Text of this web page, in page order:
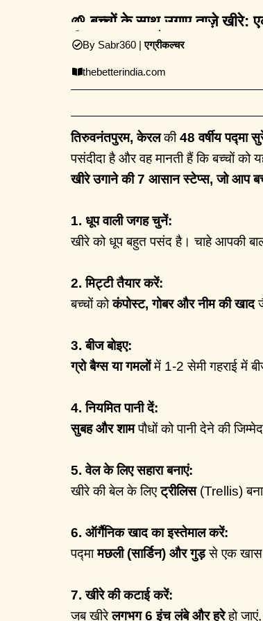
🌱 बच्चों के साथ उगाए ताज़े
By Sabr360 |एग्रीकल्चर
thebetterindia.com
तिरुवनंतपुरम, केरलकी48 वर्षीय पद्मा
पसंदीदा है और वह मानती हैं कि बच्चों को
खीरे उगाने की 7 आसान स्टेप्स, जो आप
1. धूप वाली जगह चुनें:
खीरे को धूप बहुत पसंद है। चाहे आपकी
2. मिट्टी तैयार करें:
बच्चों कोकंपोस्ट, गोबर और नीम की खाद
3. बीज बोइए:
ग्रो बैग्स या गमलोंमें 1-2 सेमी गहराई में
4. नियमित पानी दें:
सुबह और शामपौधों को पानी देने की
5. वेल के लिए सहारा बनाएं:
खीरे की बेल के लिएट्रीलिस(Trellis)
6. ऑर्गैनिक खाद का इस्तेमाल करें:
पद्मामछली (सार्डिन) और गुड़से एक खास
7. खीरे की कटाई करें:
जब खीरेलगभग 6 इंच लंबे और हरेहो